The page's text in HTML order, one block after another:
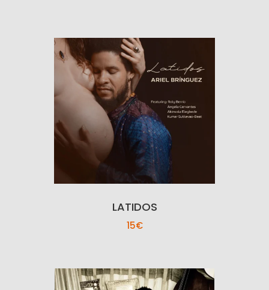
LATIDOS
15€